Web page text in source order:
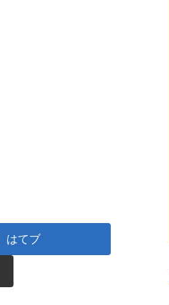
はてブ